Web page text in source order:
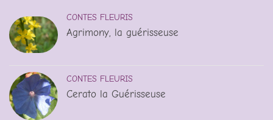
CONTES FLEURIS
Agrimony, la guérisseuse
CONTES FLEURIS
Cerato la Guérisseuse